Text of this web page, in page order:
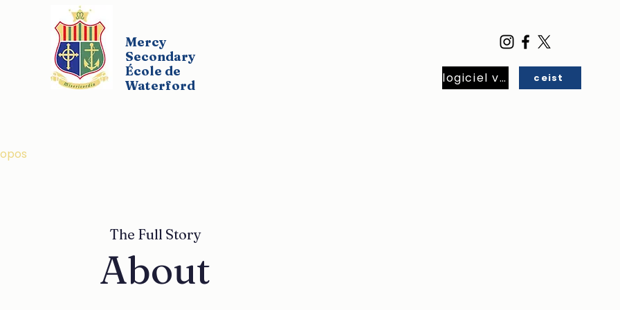
Mercy
Secondary
École de
Waterford
logiciel virtuel ceist
The Full Story
About